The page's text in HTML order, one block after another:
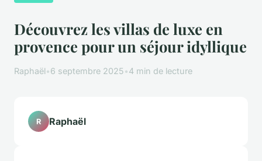
Découvrez les villas de luxe en
provence pour un séjour idyllique
Raphaël•6 septembre 2025•4 min de lecture
R Raphaël